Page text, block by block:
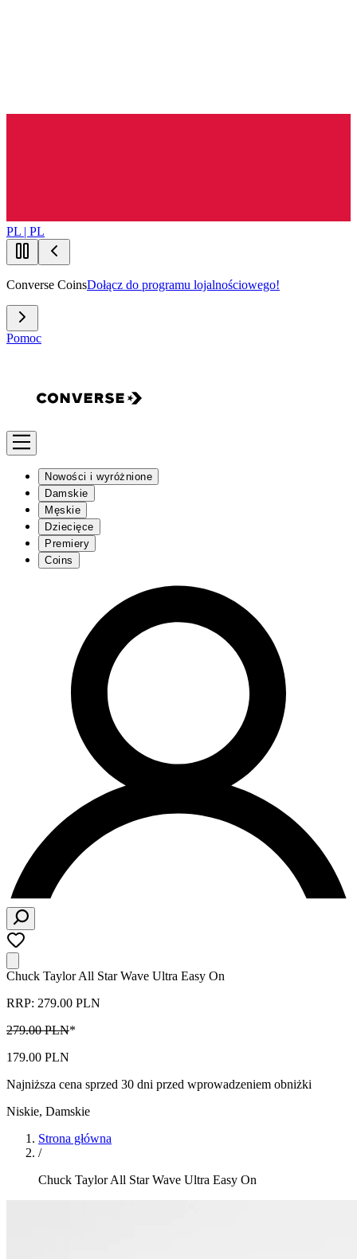
PL | PL
Converse CoinsDołącz do programu lojalnościowego!
Pomoc
Nowości i wyróżnione
Damskie
Męskie
Dziecięce
Premiery
Coins
Chuck Taylor All Star Wave Ultra Easy On
RRP: 279.00 PLN
279.00 PLN*
179.00 PLN
Najniższa cena sprzed 30 dni przed wprowadzeniem obniżki
Niskie, Damskie
Strona główna
/
Chuck Taylor All Star Wave Ultra Easy On